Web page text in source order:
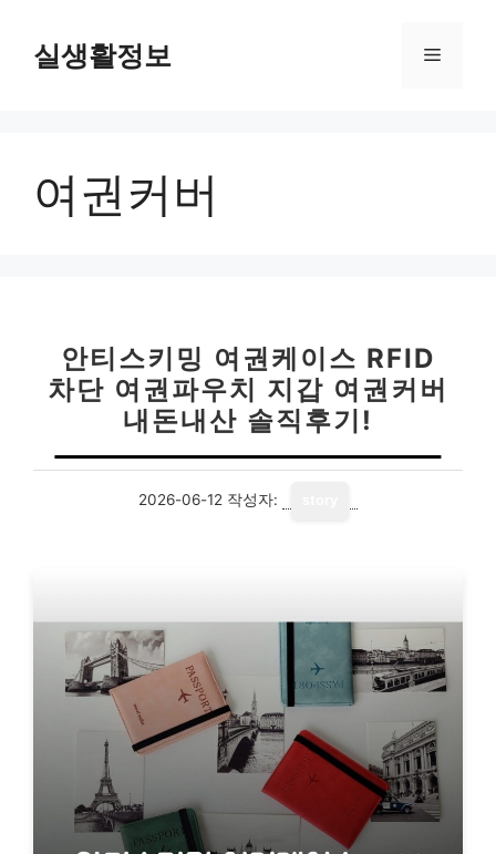
실생활정보 메
여권커버
안티스키밍 여권케이스 RFID
차단 여권파우치 지갑 여권커버
내돈내산 솔직후기!
2026-06-12 작성자: